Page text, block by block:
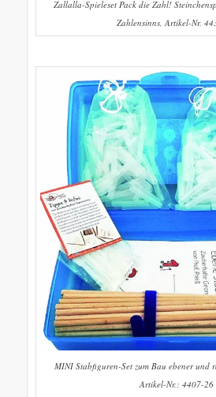
Zallalla-Spieleset Pack die Zahl!
Zahlensinns, Artikel-Nr.
MINI Stabfiguren-Set zum Bau ebener und
Artikel-Nr.: 4407-26